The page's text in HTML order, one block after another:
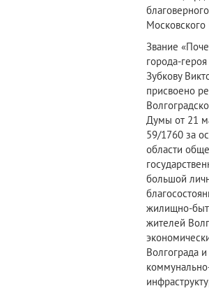
Московского
Звание
города-
Зубкову
присвоено
Думы от 21
59/1760 за
области
большой
жилищно-
жителей
Волгограда